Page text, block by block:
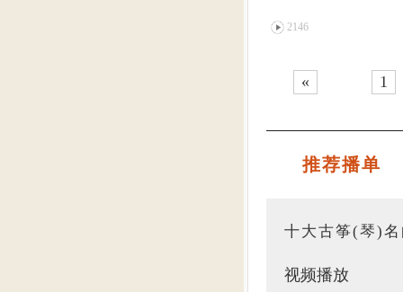
2146
« 1
推荐播单
十大古筝(琴)
视频播放